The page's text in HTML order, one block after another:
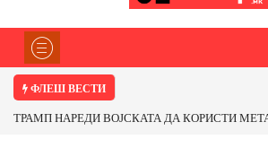
ФЛЕШ ВЕСТИ
МЕТАЛИ САМО ОД САД
Почнува